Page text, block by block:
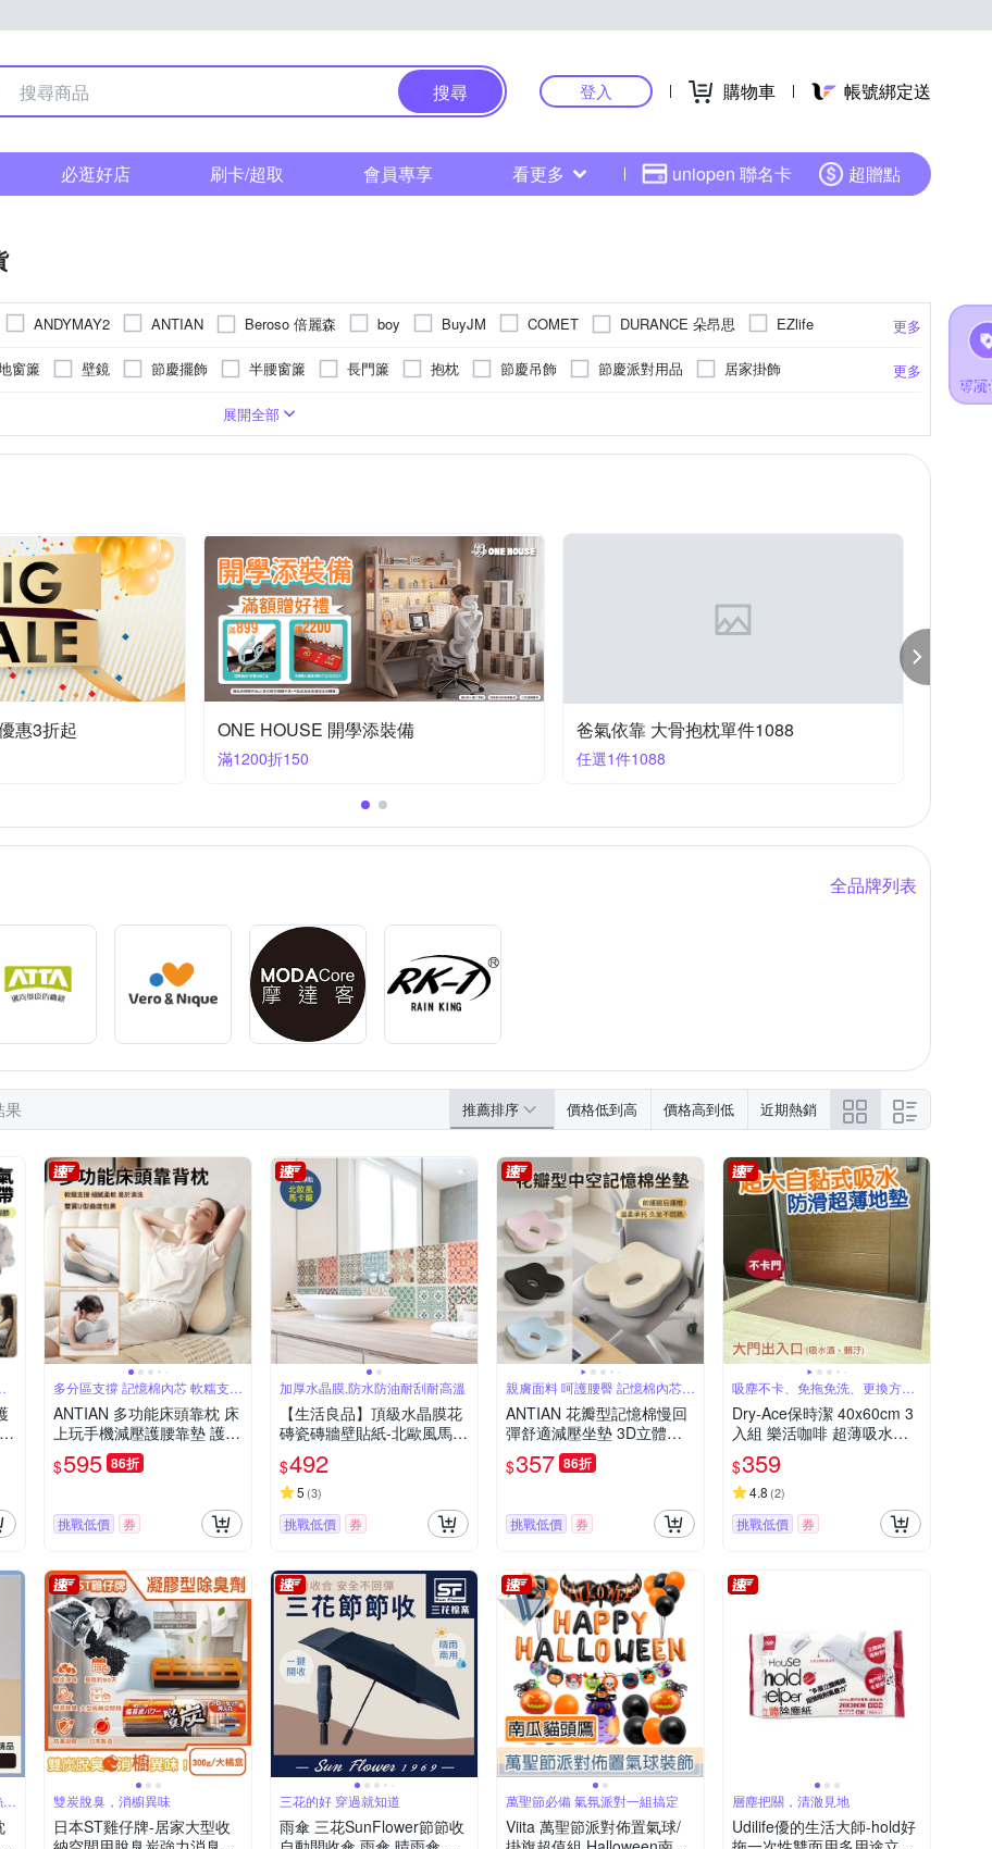
搜尋 登入 購物車 帳號綁定送
必逛好店 刷卡/超取 會員專享 看更多 uniopen 聯名卡 超贈點
更多
ANDYMAY2 ANTIAN Beroso 倍麗森 boy BuyJM COMET DURANCE 朵昂思
EZlife
菲米斯 Fuwaly G+ 居家 H&R 安室家 iSFun IKEHIKO 日本池彥 KINYO
ModaCore 摩達客
TENDAYS TRENY WIDE VIEW Wpc. YVONNE 以旺傢飾 Zippo +O 家窩
伊美居
更多
窗簾 壁鏡 節慶擺飾 半腰窗簾 長門簾 抱枕 節慶吊飾 節慶派對用品
居家掛飾
背靠墊/腿枕
台 春聯 眼鏡架飾 立鏡 頸枕 存錢筒 抱枕套 節慶交換禮物
節慶壁貼
涼墊/涼蓆墊
超大傘面 防蚊
22.5cm 23cm
可黏貼；但商品不含背膠
珪藻土
展開全部
惠3折起 ONE HOUSE 開學添裝備
滿1200折150
爸氣依靠 大骨抱枕單件1088
任選1件1088
全品牌列表
果 推薦排序 價格低到高 價格高到低 近期熱銷
多分區支撐 記憶棉內芯 軟糯支撐
細膩柔軟
ANTIAN 多功能床頭靠枕 床
上玩手機減壓護腰靠墊 護頸
腰靠 久坐腰墊 抬腳枕 趴睡
枕 情趣枕 房事枕
$595 86折
挑戰低價 券
加厚水晶膜,防水防油耐刮耐高溫
【生活良品】頂級水晶膜花
磚瓷磚牆壁貼紙-北歐風馬卡
龍 20x20cm 每套10片
$492
5 (3)
挑戰低價 券
親膚面料 呵護腰臀 記憶棉內芯
健康護臀
ANTIAN 花瓣型記憶棉慢回
彈舒適減壓坐墊 3D立體辦
公室椅子坐墊 車用坐墊 痔
瘡墊
$357 86折
挑戰低價 券
吸塵不卡、免拖免洗、更換方
便，省時更省力
Dry-Ace保時潔 40x60cm 3
入組 樂活咖啡 超薄吸水防
滑止滑自黏免洗地墊(可隨意
剪裁拼貼)
$359
4.8 (2)
挑戰低價 券
雙炭脫臭，消櫥異味
日本ST雞仔牌-居家大型收
三花的好 穿過就知道
雨傘 三花SunFlower節節收
萬聖節必備 氣氛派對一組搞定
Viita 萬聖節派對佈置氣球/
層塵把關，清澈見地
Udilife優的生活大師-hold好